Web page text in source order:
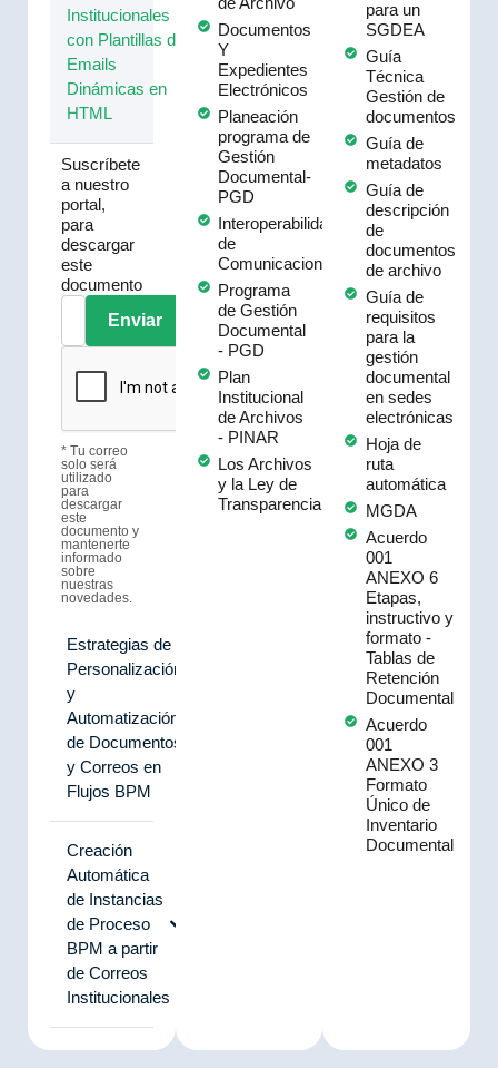
Institucionales
con Plantillas de
Emails
Dinámicas en
HTML
Suscríbete
a nuestro
portal,
para
descargar
este
documento
Enviar
* Tu correo
solo será
utilizado
para
descargar
este
documento y
mantenerte
informado
sobre
nuestras
novedades.
Estrategias de
Personalización
y
Automatización
de Documentos
y Correos en
Flujos BPM
Creación
Automática
de Instancias
de Proceso
BPM a partir
de Correos
Institucionales
Documentos
Y
Expedientes
Electrónicos
Planeación
programa de
Gestión
Documental-
PGD
Interoperabilidad
de
Comunicaciones
Programa
de Gestión
Documental
- PGD
Plan
Institucional
de Archivos
- PINAR
Los Archivos
y la Ley de
Transparencia
para un
SGDEA
Guía
Técnica
Gestión de
documentos
Guía de
metadatos
Guía de
descripción
de
documentos
de archivo
Guía de
requisitos
para la
gestión
documental
en sedes
electrónicas
Hoja de
ruta
automática
MGDA
Acuerdo
001
ANEXO 6
Etapas,
instructivo y
formato -
Tablas de
Retención
Documental
Acuerdo
001
ANEXO 3
Formato
Único de
Inventario
Documental